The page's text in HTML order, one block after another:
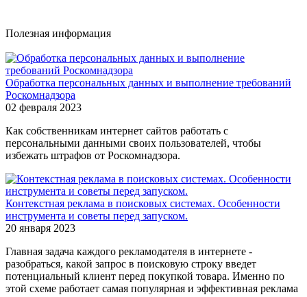
Полезная информация
Обработка персональных данных и выполнение требований
Роскомнадзора
02 февраля 2023
Как собственникам интернет сайтов работать с
персональными данными своих пользователей, чтобы
избежать штрафов от Роскомнадзора.
Контекстная реклама в поисковых системах. Особенности
инструмента и советы перед запуском.
20 января 2023
Главная задача каждого рекламодателя в интернете -
разобраться, какой запрос в поисковую строку введет
потенциальный клиент перед покупкой товара. Именно по
этой схеме работает самая популярная и эффективная реклама